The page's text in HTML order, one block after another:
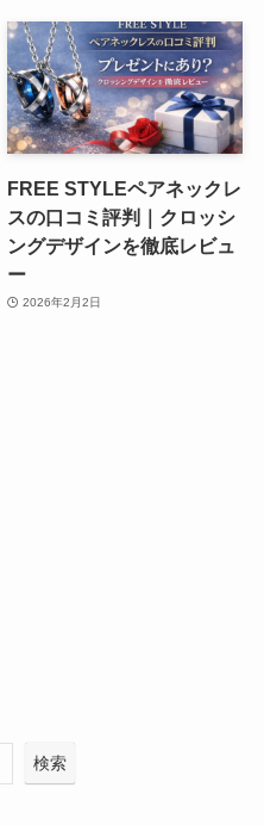
FREE STYLEペアネックレ
スの口コミ評判｜クロッシ
ングデザインを徹底レビュ
ー
2026年2月2日
検索